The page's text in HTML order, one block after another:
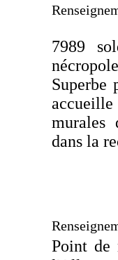
7989
Superbe
murales
dans la
Point de